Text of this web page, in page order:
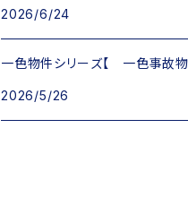
2026/6/24
一色物件シリーズ【 一色事故
2026/5/26